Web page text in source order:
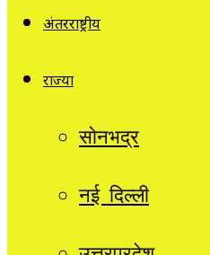
अंतरराष्ट्रीय
राज्यों
सोनभद्र
नई दिल्ली